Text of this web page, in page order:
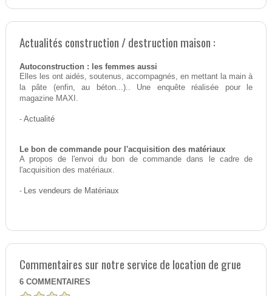
Actualités construction / destruction maison :
Autoconstruction : les femmes aussi
Elles les ont aidés, soutenus, accompagnés, en mettant la main à
la pâte (enfin, au béton...).. Une enquête réalisée pour le
magazine MAXI.
- Actualité
Le bon de commande pour l'acquisition des matériaux
A propos de l'envoi du bon de commande dans le cadre de
l'acquisition des matériaux.
- Les vendeurs de Matériaux
Commentaires sur notre service de location de grue
6 COMMENTAIRES